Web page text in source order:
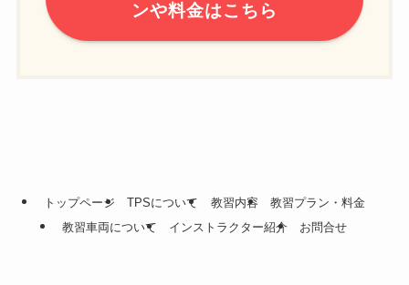
ンや料金はこちら
トップページ TPSについて 教習内容
教習プラン・料金
教習車両について
インストラクター紹介 お問合せ